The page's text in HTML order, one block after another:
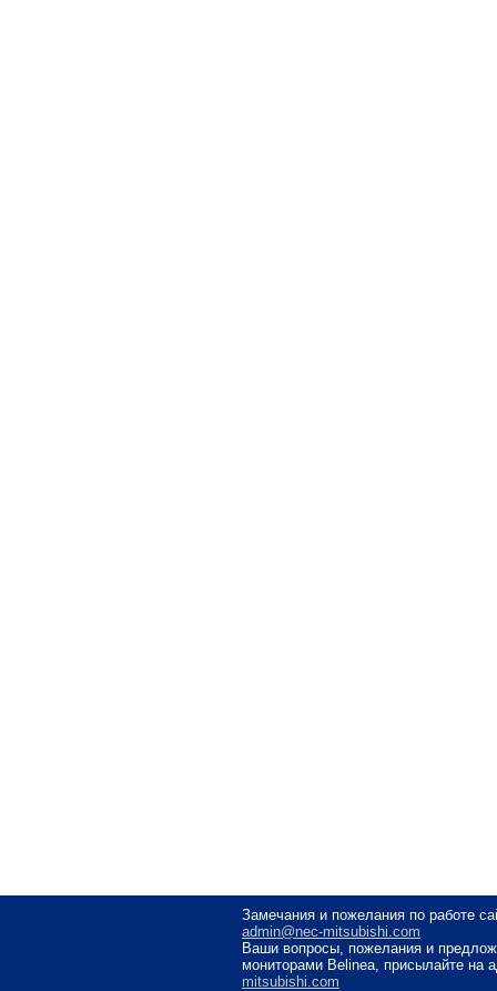
Замечания и пожелания по работе
admin@nec-mitsubishi.com
Ваши вопросы, пожелания и
мониторами Belinea, присылайте на
mitsubishi.com